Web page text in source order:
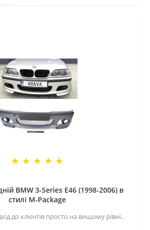
BMW 3-Series E46 (1998-2006) в
стилі M-Package
до клієнтів просто на вищому рівні..